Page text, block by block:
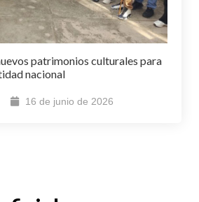
patrimonios culturales para
nacional
16 de junio de 2026